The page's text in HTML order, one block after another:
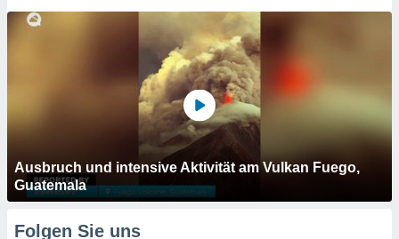
Ausbruch und intensive Aktivität am Vulkan Fuego,
Guatemala
Folgen Sie uns